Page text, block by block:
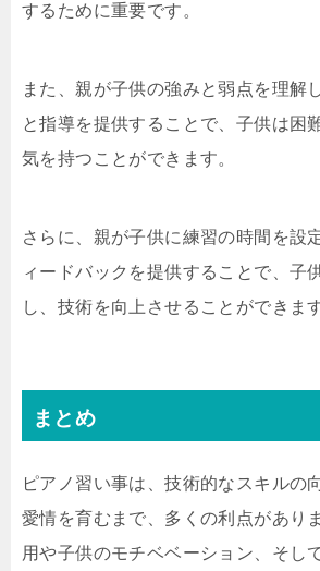
するために重要です。
また、親が子供の強みと弱点を理解
と指導を提供することで、子供は困
気を持つことができます。
さらに、親が子供に練習の時間を設
ィードバックを提供することで、子
し、技術を向上させることができます
まとめ
ピアノ習い事は、技術的なスキルの
愛情を育むまで、多くの利点があり
用や子供のモチベベーション、そし